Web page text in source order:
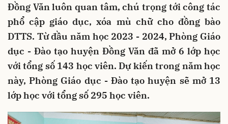
Đồng Văn luôn quan tâm, chú trọng tới công tác
phổ cập giáo dục, xóa mù chữ cho đồng bào
DTTS. Từ đầu năm học 2023 - 2024, Phòng Giáo
dục - Đào tạo huyện Đồng Văn đã mở 6 lớp học
với tổng số 143 học viên. Dự kiến trong năm học
này, Phòng Giáo dục - Đào tạo huyện sẽ mở 13
lớp học với tổng số 295 học viên.